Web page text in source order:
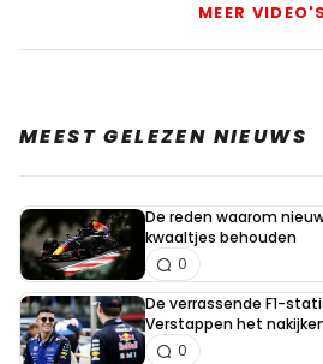
MEER VIDEO'S
MEEST GELEZEN NIEUWS
De reden waarom
kwaaltjes behouden
0
De verrassende F1-
Verstappen het
0